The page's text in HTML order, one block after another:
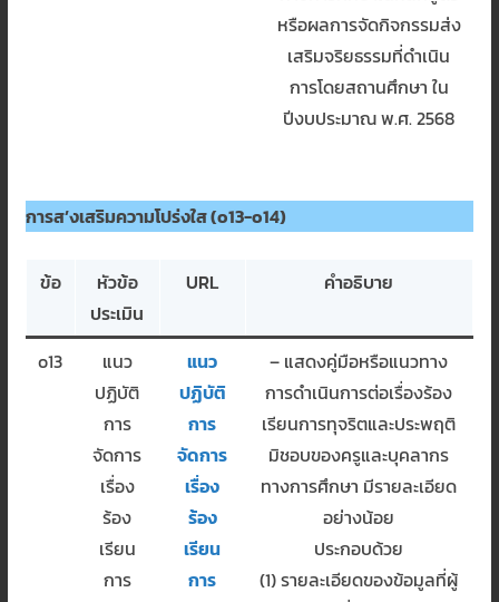
หรือผลการจัดกิจกรรมส่ง
เสริมจริยธรรมที่ดำเนิน
การโดยสถานศึกษา ใน
ปีงบประมาณ พ.ศ. 2568
การส’งเสริมความโปร่งใส (o13-o14)
ข้อ
หัวข้อ
ประเมิน
URL คำอธิบาย
o13
แนว
ปฏิบัติ
การ
จัดการ
เรื่อง
ร้อง
เรียน
การ
แนว
ปฏิบัติ
การ
จัดการ
เรื่อง
ร้อง
เรียน
การ
– แสดงคู่มือหรือแนวทาง
การดำเนินการต่อเรื่องร้อง
เรียนการทุจริตและประพฤติ
มิชอบของครูและบุคลากร
ทางการศึกษา มีรายละเอียด
อย่างน้อย
ประกอบด้วย
(1) รายละเอียดของข้อมูลที่ผู้